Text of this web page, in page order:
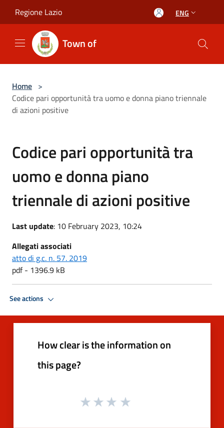
Regione Lazio ENG
Town of
Home >
Codice pari opportunità tra uomo e donna piano triennale
di azioni positive
Codice pari opportunità tra
uomo e donna piano
triennale di azioni positive
Last update: 10 February 2023, 10:24
Allegati associati
atto di g.c. n. 57. 2019
pdf - 1396.9 kB
See actions
How clear is the information on
this page?